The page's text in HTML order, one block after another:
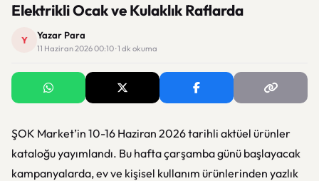
Elektrikli Ocak ve Kulaklık Raflarda
Y Yazar Para
11 Haziran 2026 00:10 · 1 dk okuma
ŞOK Market’in 10-16 Haziran 2026 tarihli aktüel ürünler
kataloğu yayımlandı. Bu hafta çarşamba günü başlayacak
kampanyalarda, ev ve kişisel kullanım ürünlerinden yazlık